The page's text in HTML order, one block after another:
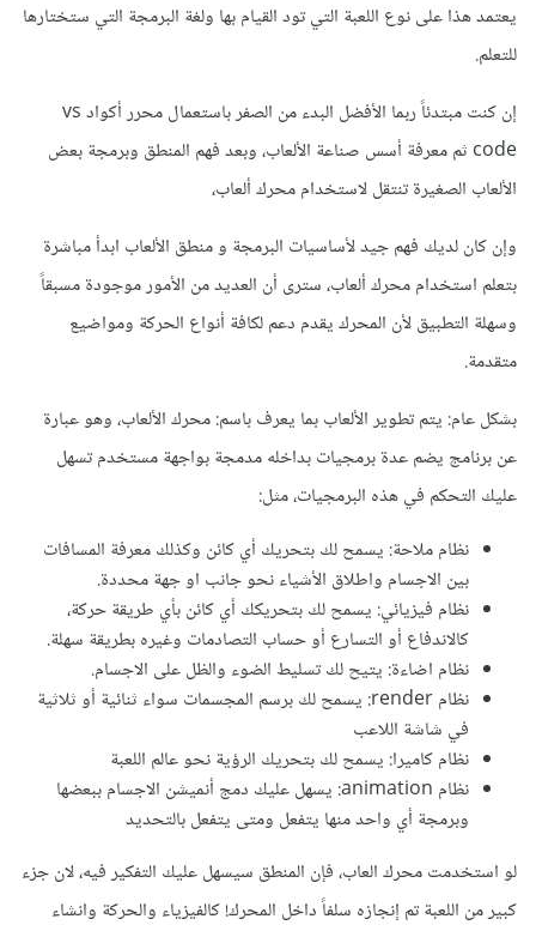
يعتمد هذا على نوع اللعبة التي تود القيام بها ولغة البرمجة التي ستختارها
للتعلم.
إن كنت مبتدئاً ربما الأفضل البدء من الصفر باستعمال محرر أكواد vs
code ثم معرفة أسس صناعة الألعاب، وبعد فهم المنطق وبرمجة بعض
الألعاب الصغيرة تنتقل لاستخدام محرك ألعاب،
وإن كان لديك فهم جيد لأساسيات البرمجة و منطق الألعاب ابدأ مباشرة
بتعلم استخدام محرك ألعاب، سترى أن العديد من الأمور موجودة مسبقاً
وسهلة التطبيق لأن المحرك يقدم دعم لكافة أنواع الحركة ومواضيع
متقدمة.
بشكل عام: يتم تطوير الألعاب بما يعرف باسم: محرك الألعاب، وهو عبارة
عن برنامج يضم عدة برمجيات بداخله مدمجة بواجهة مستخدم تسهل
عليك التحكم في هذه البرمجيات، مثل:
نظام ملاحة: يسمح لك بتحريك أي كائن وكذلك معرفة المسافات
بين الاجسام واطلاق الأشياء نحو جانب او جهة محددة.
نظام فيزيائي: يسمح لك بتحريكك أي كائن بأي طريقة حركة،
كالاندفاع أو التسارع أو حساب التصادمات وغيره بطريقة سهلة.
نظام اضاءة: يتيح لك تسليط الضوء والظل على الاجسام.
نظام render: يسمح لك برسم المجسمات سواء ثنائية أو ثلاثية
في شاشة اللاعب
نظام كاميرا: يسمح لك بتحريك الرؤية نحو عالم اللعبة
نظام animation: يسهل عليك دمج أنميشن الاجسام ببعضها
وبرمجة أي واحد منها يتفعل ومتى يتفعل بالتحديد
لو استخدمت محرك العاب، فإن المنطق سيسهل عليك التفكير فيه، لان جزء
كبير من اللعبة تم إنجازه سلفاً داخل المحرك! كالفيزياء والحركة وانشاء